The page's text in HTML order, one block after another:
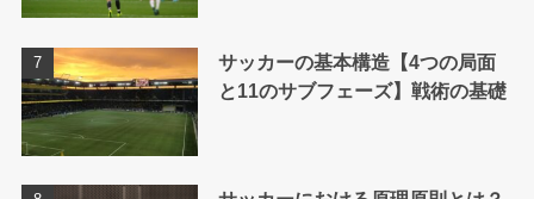
サッカーの基本構造【4つの局面
と11のサブフェーズ】戦術の基礎